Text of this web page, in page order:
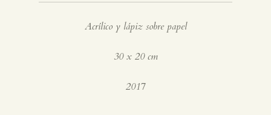
Acrílico y lápiz sobre papel
30 x 20 cm
2017